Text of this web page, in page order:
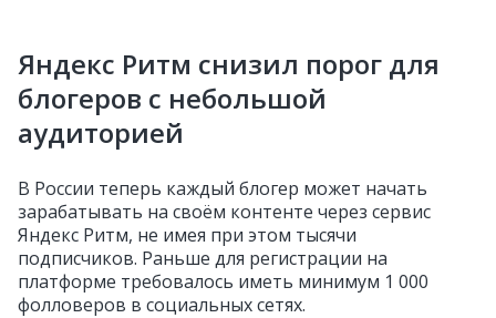
Яндекс Ритм снизил порог для
блогеров с небольшой
аудиторией
В России теперь каждый блогер может начать
зарабатывать на своём контенте через сервис
Яндекс Ритм, не имея при этом тысячи
подписчиков. Раньше для регистрации на
платформе требовалось иметь минимум 1 000
фолловеров в социальных сетях.